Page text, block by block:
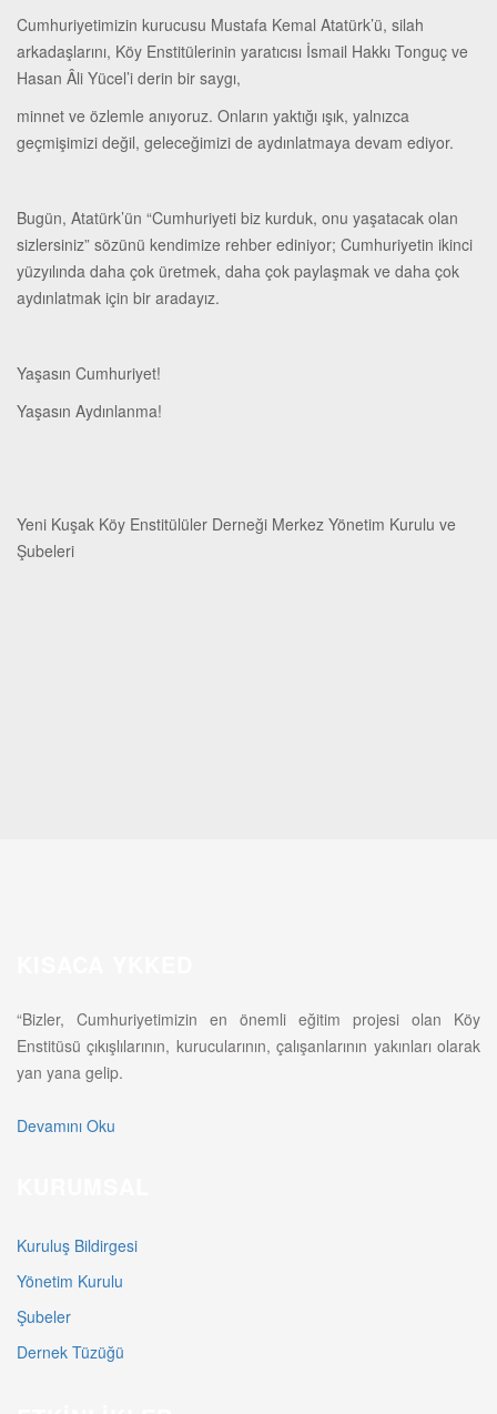
Cumhuriyetimizin kurucusu Mustafa Kemal Atatürk’ü, silah
arkadaşlarını, Köy Enstitülerinin yaratıcısı İsmail Hakkı Tonguç ve
Hasan Âli Yücel’i derin bir saygı,
minnet ve özlemle anıyoruz. Onların yaktığı ışık, yalnızca
geçmişimizi değil, geleceğimizi de aydınlatmaya devam ediyor.
Bugün, Atatürk’ün “Cumhuriyeti biz kurduk, onu yaşatacak olan
sizlersiniz” sözünü kendimize rehber ediniyor; Cumhuriyetin ikinci
yüzyılında daha çok üretmek, daha çok paylaşmak ve daha çok
aydınlatmak için bir aradayız.
Yaşasın Cumhuriyet!
Yaşasın Aydınlanma!
Yeni Kuşak Köy Enstitülüler Derneği Merkez Yönetim Kurulu ve
Şubeleri
“Bizler, Cumhuriyetimizin en önemli eğitim projesi olan Köy
Enstitüsü çıkışlılarının, kurucularının, çalışanlarının yakınları olarak
yan yana gelip.
Devamını Oku
Kuruluş Bildirgesi
Yönetim Kurulu
Şubeler
Dernek Tüzüğü